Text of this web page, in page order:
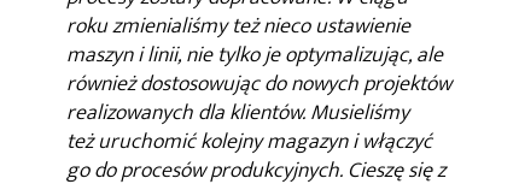
roku zmienialiśmy też nieco ustawienie
maszyn i linii, nie tylko je optymalizując, ale
również dostosowując do nowych projektów
realizowanych dla klientów. Musieliśmy
też uruchomić kolejny magazyn i włączyć
go do procesów produkcyjnych. Cieszę się z